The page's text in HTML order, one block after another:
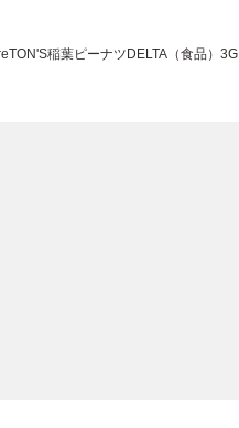
TON'S稲葉ピーナツ DELTA（食品）